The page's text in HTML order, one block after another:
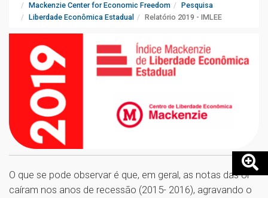
Mackenzie Center for Economic Freedom
Pesquisa
Liberdade Econômica Estadual
Relatório 2019 - IMLEE
O que se pode observar é que, em geral, as notas das UF
caíram nos anos de recessão (2015- 2016), agravando o